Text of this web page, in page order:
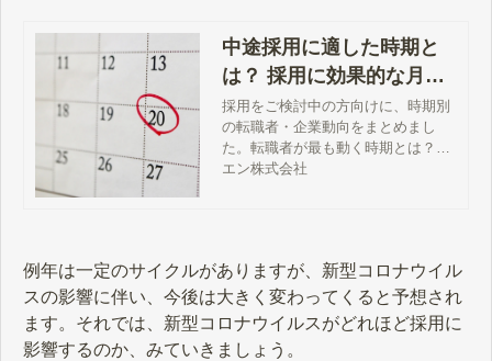
中途採用に適した時期と
は？ 採用に効果的な月別
戦略とやるべきことを解
説
採用をご検討中の方向けに、時期別
の転職者・企業動向をまとめまし
た。転職者が最も動く時期とは？ラ
イバル求人が少ない時期はいつ？…
エン株式会社
例年は一定のサイクルがありますが、新型コロナウイル
スの影響に伴い、今後は大きく変わってくると予想され
ます。それでは、新型コロナウイルスがどれほど採用に
影響するのか、みていきましょう。